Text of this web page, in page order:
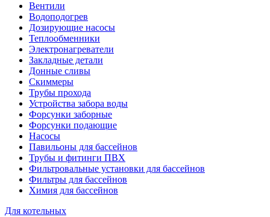
Вентили
Водоподогрев
Дозирующие насосы
Теплообменники
Электронагреватели
Закладные детали
Донные сливы
Скиммеры
Трубы прохода
Устройства забора воды
Форсунки заборные
Форсунки подающие
Насосы
Павильоны для бассейнов
Трубы и фитинги ПВХ
Фильтровальные установки для бассейнов
Фильтры для бассейнов
Химия для бассейнов
Для котельных